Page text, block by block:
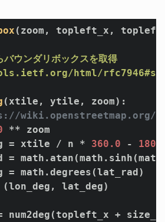
(zoom, topleft_x,
ウンダリボックスを取得
html/
(xtile, ytile, zoom) :
wiki.openstreetmap.org/
** zoom
= xtile / n *
360.0 -
=
= math.degrees(lat_rad)
(lon_deg, lat_deg)
num2deg(topleft_x +